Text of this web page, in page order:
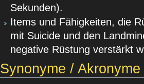
Sekunden).
Items und Fähigkeiten, die
mit Suicide und den
negative Rüstung verstärkt
Synonyme / Akronyme